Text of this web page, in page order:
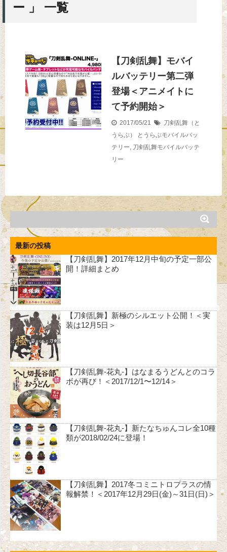
ー 」 一覧
【刀剣乱舞】モバイ
ルバッテリー第二弾
登場＜アニメイトに
て予約開始＞
2017/05/21
刀剣乱舞（と
うらぶ）
とうらぶモバイルバッ
テリー, 刀剣乱舞モバイルバッテ
リー
最新の投稿
【刀剣乱舞】2017年12月中旬の予定一部公
開！詳細まとめ
【刀剣乱舞】新極のシルエット公開！＜実
装は12月5日＞
【刀剣乱舞-花丸-】はなまるうどんとのコラ
ボが再び！＜2017/12/1〜12/14＞
【刀剣乱舞-花丸-】新たなちゅんコレ全10種
類が2018/02/24に登場！
【刀剣乱舞】2017冬コミニトロプラスの情
報解禁！＜2017年12月29日(金)～31日(日)＞